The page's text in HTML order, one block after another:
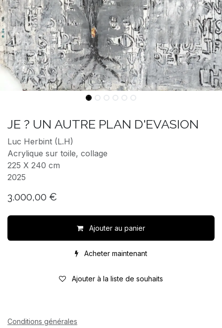
JE ? UN AUTRE PLAN D'EVASION
Luc Herbint (L.H)
Acrylique sur toile, collage
225 X 240 cm
2025
3.000,00 €
Ajouter au panier
Acheter maintenant
Ajouter à la liste de souhaits
Conditions générales